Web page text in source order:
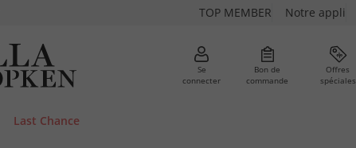
TOP MEMBER Notre appli
Se
connecter
Bon de
commande
Offres
spéciales
Last Chance